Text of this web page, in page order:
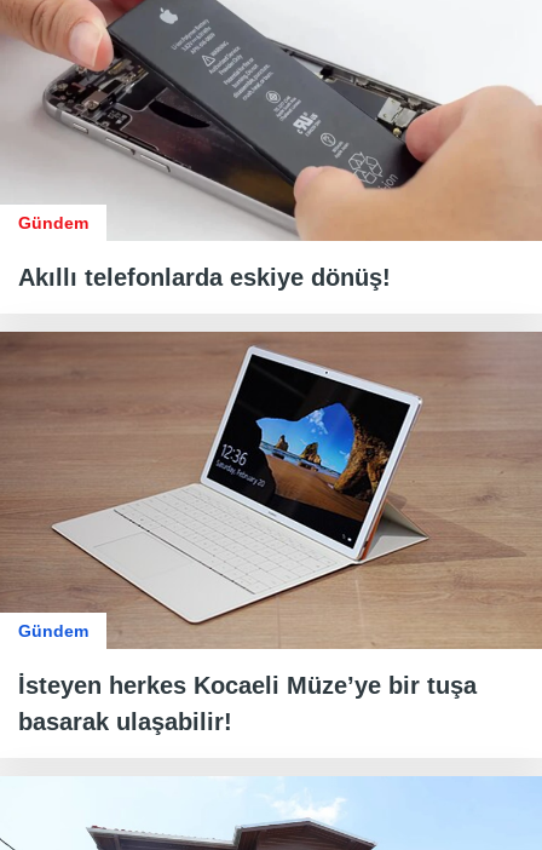
Gündem
Akıllı telefonlarda eskiye dönüş!
Gündem
İsteyen herkes Kocaeli Müze’ye bir tuşa
basarak ulaşabilir!